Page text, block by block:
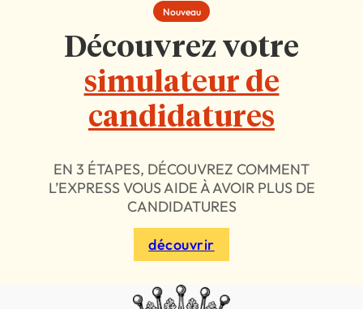
Nouveau
Découvrez votre
simulateur de
candidatures
EN 3 ÉTAPES, DÉCOUVREZ COMMENT
L’EXPRESS VOUS AIDE À AVOIR PLUS DE
CANDIDATURES
découvrir